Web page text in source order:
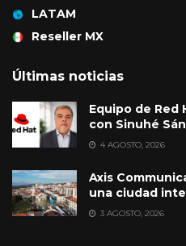
LATAM
Reseller MX
Últimas noticias
Equipo de Red
con Sinuhé
4 AGOSTO, 2026
Axis
una ciudad
3 AGOSTO, 2026